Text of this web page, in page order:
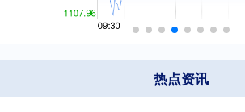
热点资讯